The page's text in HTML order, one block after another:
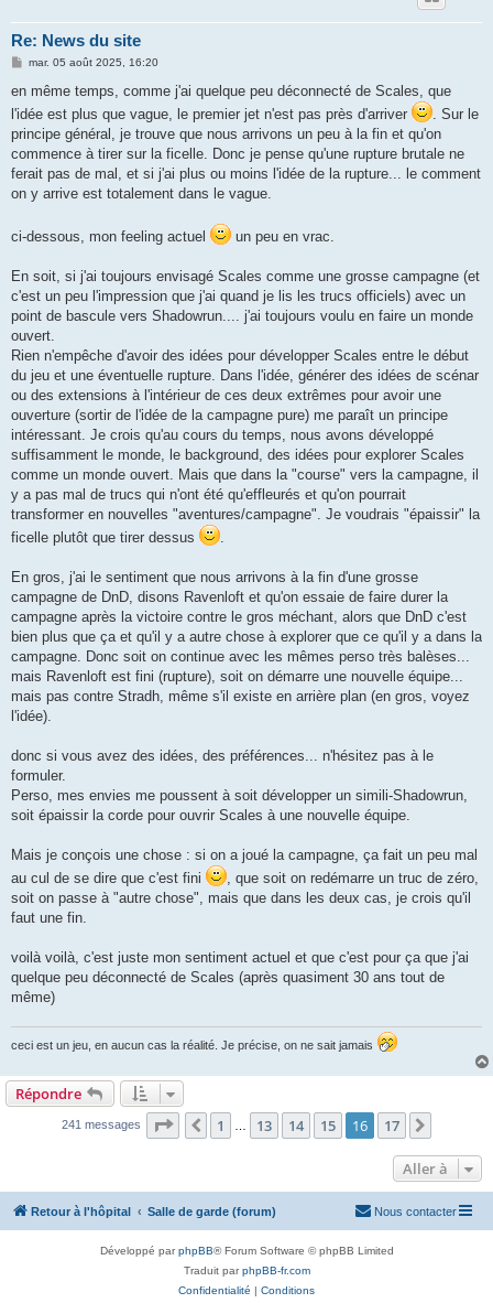
Re: News du site
M
s
a
g
e
mar. 05 août 2025, 16:20
en même temps, comme j'ai quelque peu déconnecté de Scales, que
l'idée est plus que vague, le premier jet n'est pas près d'arriver
. Sur le
principe général, je trouve que nous arrivons un peu à la fin et qu'on
commence à tirer sur la ficelle. Donc je pense qu'une rupture brutale ne
ferait pas de mal, et si j'ai plus ou moins l'idée de la rupture... le comment
on y arrive est totalement dans le vague.
ci-dessous, mon feeling actuel un peu en vrac.
En soit, si j'ai toujours envisagé Scales comme une grosse campagne (et
c'est un peu l'impression que j'ai quand je lis les trucs officiels) avec un
point de bascule vers Shadowrun.... j'ai toujours voulu en faire un monde
ouvert.
Rien n'empêche d'avoir des idées pour développer Scales entre le début
du jeu et une éventuelle rupture. Dans l'idée, générer des idées de scénar
ou des extensions à l'intérieur de ces deux extrêmes pour avoir une
ouverture (sortir de l'idée de la campagne pure) me paraît un principe
intéressant. Je crois qu'au cours du temps, nous avons développé
suffisamment le monde, le background, des idées pour explorer Scales
comme un monde ouvert. Mais que dans la "course" vers la campagne, il
y a pas mal de trucs qui n'ont été qu'effleurés et qu'on pourrait
transformer en nouvelles "aventures/campagne". Je voudrais "épaissir" la
ficelle plutôt que tirer dessus
En gros, j'ai le sentiment que nous arrivons à la fin d'une grosse
campagne de DnD, disons Ravenloft et qu'on essaie de faire durer la
campagne après la victoire contre le gros méchant, alors que DnD c'est
bien plus que ça et qu'il y a autre chose à explorer que ce qu'il y a dans la
campagne. Donc soit on continue avec les mêmes perso très balèses...
mais Ravenloft est fini (rupture), soit on démarre une nouvelle équipe...
mais pas contre Stradh, même s'il existe en arrière plan (en gros, voyez
l'idée).
donc si vous avez des idées, des préférences... n'hésitez pas à le
formuler.
Perso, mes envies me poussent à soit développer un simili-Shadowrun,
soit épaissir la corde pour ouvrir Scales à une nouvelle équipe.
Mais je conçois une chose : si on a joué la campagne, ça fait un peu mal
au cul de se dire que c'est fini
, que soit on redémarre un truc de zéro,
soit on passe à "autre chose", mais que dans les deux cas, je crois qu'il
faut une fin.
voilà voilà, c'est juste mon sentiment actuel et que c'est pour ça que j'ai
quelque peu déconnecté de Scales (après quasiment 30 ans tout de
même)
ceci est un jeu, en aucun cas la réalité. Je précise, on ne sait jamais
Répondre
241 messages Page 16 17
Précédente
1 13 14 15 16 17
Aller à
Retour à l'hôpital Salle de garde (forum) Nous contacter
Développé parphpBB® Forum Software © phpBB Limited
Traduit parphpBB-fr.com
Confidentialité | Conditions